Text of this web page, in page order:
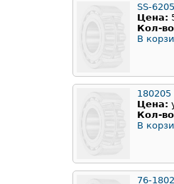
SS-
Цена:
Кол-
В
180205
Цена:
Кол-
В
76-